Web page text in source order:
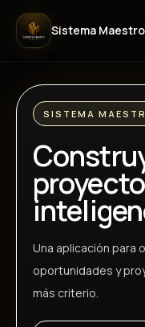
Sistema Maestro
SISTEMA
Una aplicación para
oportunidades y
más criterio.